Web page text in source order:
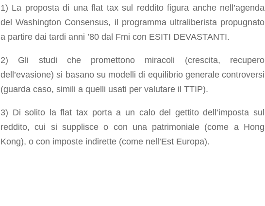
1) La proposta di una flat tax sul reddito figura anche nell’agenda
del Washington Consensus, il programma ultraliberista propugnato
a partire dai tardi anni ’80 dal Fmi con ESITI DEVASTANTI.
2) Gli studi che promettono miracoli (crescita, recupero
dell’evasione) si basano su modelli di equilibrio generale controversi
(guarda caso, simili a quelli usati per valutare il TTIP).
3) Di solito la flat tax porta a un calo del gettito dell’imposta sul
reddito, cui si supplisce o con una patrimoniale (come a Hong
Kong), o con imposte indirette (come nell’Est Europa).